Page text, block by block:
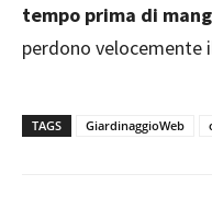
tempo prima di
perdono velocemente
TAGS GiardinaggioWeb